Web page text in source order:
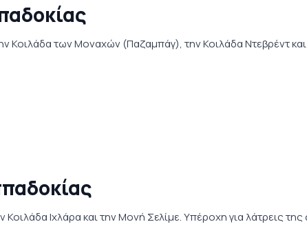
Κοιλάδα των Μοναχών (Παζαμπάγ), την Κοιλάδα Ντεβρέντ
Κοιλάδα Ιχλάρα και την Μονή Σελίμε. Υπέροχη για λάτρεις